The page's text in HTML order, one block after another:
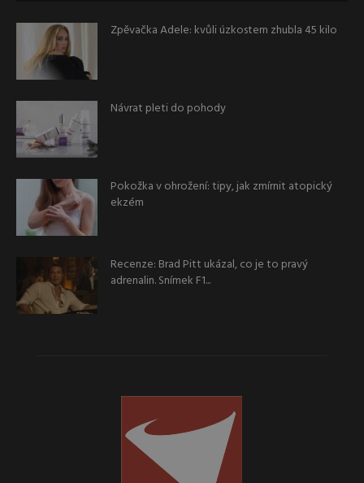
Zpěvačka Adele: kvůli úzkostem zhubla 45 kilo
Návrat pleti do pohody
Pokožka v ohrožení: tipy, jak zmírnit atopický
ekzém
Recenze: Brad Pitt ukázal, co je to pravý
adrenalin. Snímek F1...